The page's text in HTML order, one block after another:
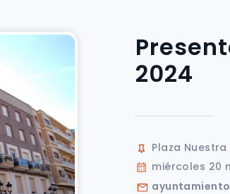
2024
Plaza Nuestra
miércoles 20